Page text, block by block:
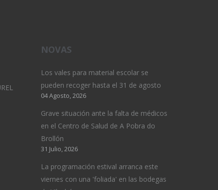
NOVAS
Los vales para material escolar se
pueden recoger hasta el 31 de agosto
04 Agosto, 2026
Grave situación ante la falta de médicos
en el Centro de Salud de A Pobra do
Brollón
31 Julio, 2026
La programación estival arranca este
viernes con una 'foliada' en las bodegas